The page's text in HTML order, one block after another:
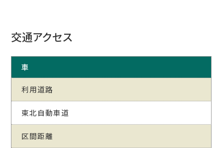
交通アクセス
車
利用道路
東北自動車道
区間距離